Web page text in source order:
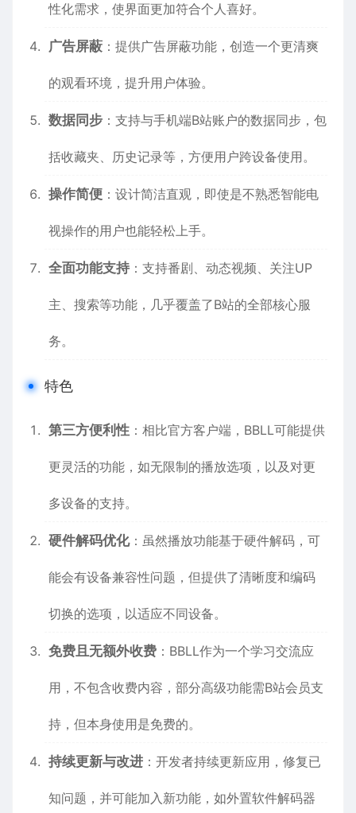
性化需求，使界面更加符合个人喜好。
广告屏蔽 ：提供广告屏蔽功能，创造一个更清爽
的观看环境，提升用户体验。
数据同步 ：支持与手机端B站账户的数据同步，包
括收藏夹、历史记录等，方便用户跨设备使用。
操作简便 ：设计简洁直观，即使是不熟悉智能电
视操作的用户也能轻松上手。
全面功能支持 ：支持番剧、动态视频、关注UP
主、搜索等功能，几乎覆盖了B站的全部核心服
务。
特色
第三方便利性 ：相比官方客户端，BBLL可能提供
更灵活的功能，如无限制的播放选项，以及对更
多设备的支持。
硬件解码优化：虽然播放功能基于硬件解码，可
能会有设备兼容性问题，但提供了清晰度和编码
切换的选项，以适应不同设备。
免费且无额外收费 ：BBLL作为一个学习交流应
用，不包含收费内容，部分高级功能需B站会员支
持，但本身使用是免费的。
持续更新与改进 ：开发者持续更新应用，修复已
知问题，并可能加入新功能，如外置软件解码器